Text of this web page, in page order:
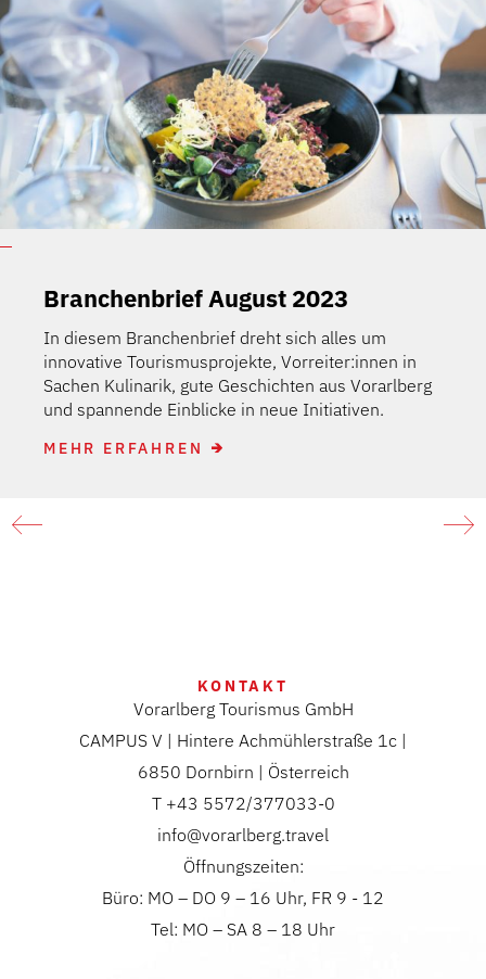
Branchenbrief August 2023
In diesem Branchenbrief dreht sich alles um
innovative Tourismusprojekte, Vorreiter:innen in
Sachen Kulinarik, gute Geschichten aus Vorarlberg
und spannende Einblicke in neue Initiativen.
MEHR ERFAHREN
KONTAKT
Vorarlberg Tourismus GmbH
CAMPUS V | Hintere Achmühlerstraße 1c |
6850 Dornbirn | Österreich
T +43 5572/377033-0
info@vorarlberg.travel
Öffnungszeiten:
Büro: MO – DO 9 – 16 Uhr, FR 9 - 12
Tel: MO – SA 8 – 18 Uhr